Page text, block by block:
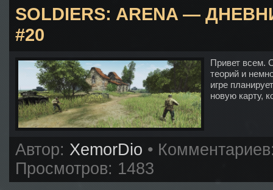
SOLDIERS: ARENA —
#20
Привет всем.
теорий и
игре
новую карту,
Автор: XemorDio •
Просмотров: 1483